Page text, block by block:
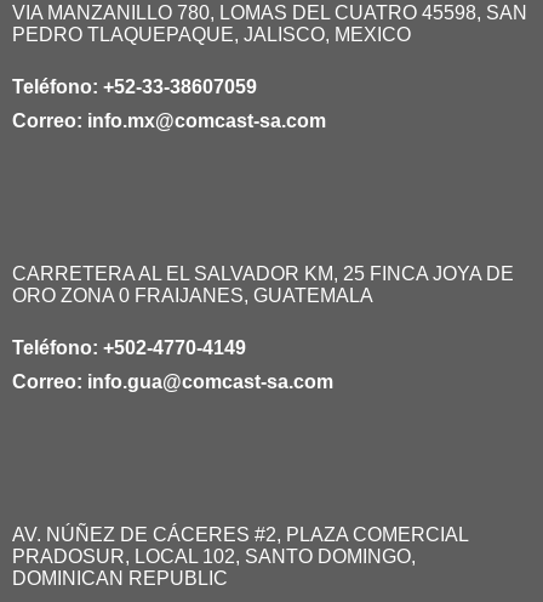
VIA MANZANILLO 780, LOMAS DEL CUATRO 45598, SAN
PEDRO TLAQUEPAQUE, JALISCO, MEXICO
Teléfono: +52-33-38607059
Correo: info.mx@comcast-sa.com
CARRETERA AL EL SALVADOR KM, 25 FINCA JOYA DE
ORO ZONA 0 FRAIJANES, GUATEMALA
Teléfono: +502-4770-4149
Correo: info.gua@comcast-sa.com
AV. NÚÑEZ DE CÁCERES #2, PLAZA COMERCIAL
PRADOSUR, LOCAL 102, SANTO DOMINGO,
DOMINICAN REPUBLIC